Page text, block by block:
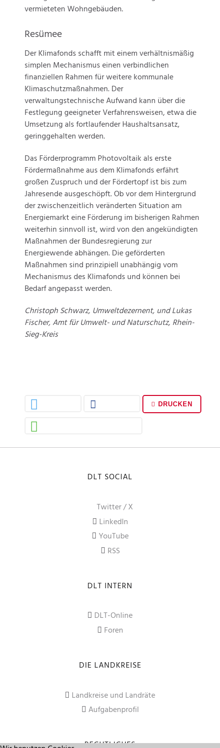
vermieteten Wohngebäuden.
Resümee
Der Klimafonds schafft mit einem verhältnismäßig
simplen Mechanismus einen verbindlichen
finanziellen Rahmen für weitere kommunale
Klimaschutzmaßnahmen. Der
verwaltungstechnische Aufwand kann über die
Festlegung geeigneter Verfahrensweisen, etwa die
Umsetzung als fortlaufender Haushaltsansatz,
geringgehalten werden.
Das Förderprogramm Photovoltaik als erste
Fördermaßnahme aus dem Klimafonds erfährt
großen Zuspruch und der Fördertopf ist bis zum
Jahresende ausgeschöpft. Ob vor dem Hintergrund
der zwischenzeitlich veränderten Situation am
Energiemarkt eine Förderung im bisherigen Rahmen
weiterhin sinnvoll ist, wird von den angekündigten
Maßnahmen der Bundesregierung zur
Energiewende abhängen. Die geförderten
Maßnahmen sind prinzipiell unabhängig vom
Mechanismus des Klimafonds und können bei
Bedarf angepasst werden.
Christoph Schwarz, Umweltdezernent, und Lukas
Fischer, Amt für Umwelt- und Naturschutz, Rhein-
Sieg-Kreis
DRUCKEN
DLT SOCIAL
Twitter / X
LinkedIn
YouTube
RSS
DLT INTERN
DLT-Online
Foren
DIE LANDKREISE
Landkreise und Landräte
Aufgabenprofil
RECHTLICHES